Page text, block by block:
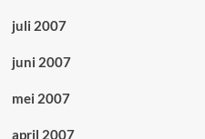
juli 2007
juni 2007
mei 2007
april 2007